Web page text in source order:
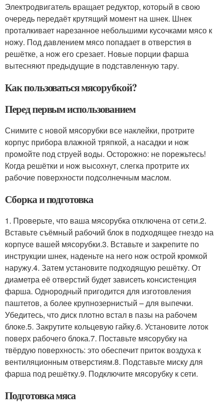
Электродвигатель вращает редуктор, который в свою
очередь передаёт крутящий момент на шнек. Шнек
проталкивает нарезанное небольшими кусочками мясо к
ножу. Под давлением мясо попадает в отверстия в
решётке, а нож его срезает. Новые порции фарша
вытесняют предыдущие в подставленную тару.
Как пользоваться мясорубкой?
Перед первым использованием
Снимите с новой мясорубки все наклейки, протрите
корпус прибора влажной тряпкой, а насадки и нож
промойте под струей воды. Осторожно: не порежьтесь!
Когда решётки и нож высохнут, слегка протрите их
рабочие поверхности подсолнечным маслом.
Сборка и подготовка
1. Проверьте, что ваша мясорубка отключена от сети.2.
Вставьте съёмный рабочий блок в подходящее гнездо на
корпусе вашей мясорубки.3. Вставьте и закрепите по
инструкции шнек, наденьте на него нож острой кромкой
наружу.4. Затем установите подходящую решётку. От
диаметра её отверстий будет зависеть консистенция
фарша. Однородный пригодится для изготовления
паштетов, а более крупнозернистый – для выпечки.
Убедитесь, что диск плотно встал в пазы на рабочем
блоке.5. Закрутите кольцевую гайку.6. Установите лоток
поверх рабочего блока.7. Поставьте мясорубку на
твёрдую поверхность: это обеспечит приток воздуха к
вентиляционным отверстиям.8. Подставьте миску для
фарша под решётку.9. Подключите мясорубку к сети.
Подготовка мяса